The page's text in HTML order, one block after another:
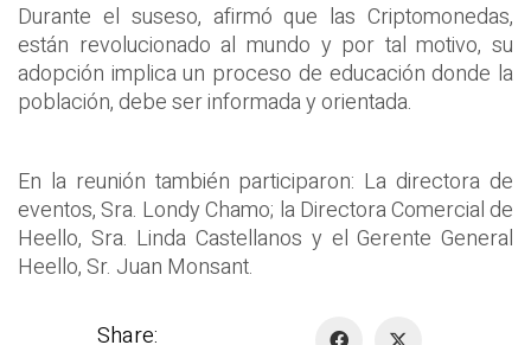
Durante el suseso, afirmó que las Criptomonedas,
están revolucionado al mundo y por tal motivo, su
adopción implica un proceso de educación donde la
población, debe ser informada y orientada.
En la reunión también participaron: La directora de
eventos, Sra. Londy Chamo; la Directora Comercial de
Heello, Sra. Linda Castellanos y el Gerente General
Heello, Sr. Juan Monsant.
Share: